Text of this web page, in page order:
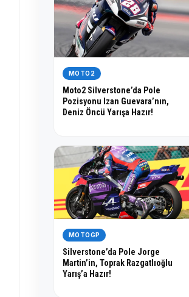
MOTO2
Moto2 Silverstone’da Pole
Pozisyonu Izan Guevara’nın,
Deniz Öncü Yarışa Hazır!
MOTOGP
Silverstone’da Pole Jorge
Martin’in, Toprak Razgatlıoğlu
Yarış’a Hazır!